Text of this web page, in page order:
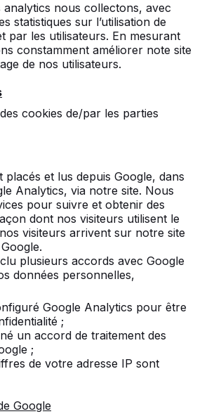
analytics nous collectons, avec
statistiques sur l’utilisation de
par les utilisateurs. En mesurant
constamment améliorer note site
de nos utilisateurs.
cookies de/par les parties
placés et lus depuis Google, dans
Analytics, via notre site. Nous
pour suivre et obtenir des
dont nos visiteurs utilisent le
visiteurs arrivent sur notre site
plusieurs accords avec Google
données personnelles,
Google Analytics pour être
;
un accord de traitement des
;
de votre adresse IP sont
Google
balisage de sécurité sur la
la livraison et c'était une
souriant et très
l'installation du babyfoot par
collège Emile
31-01-